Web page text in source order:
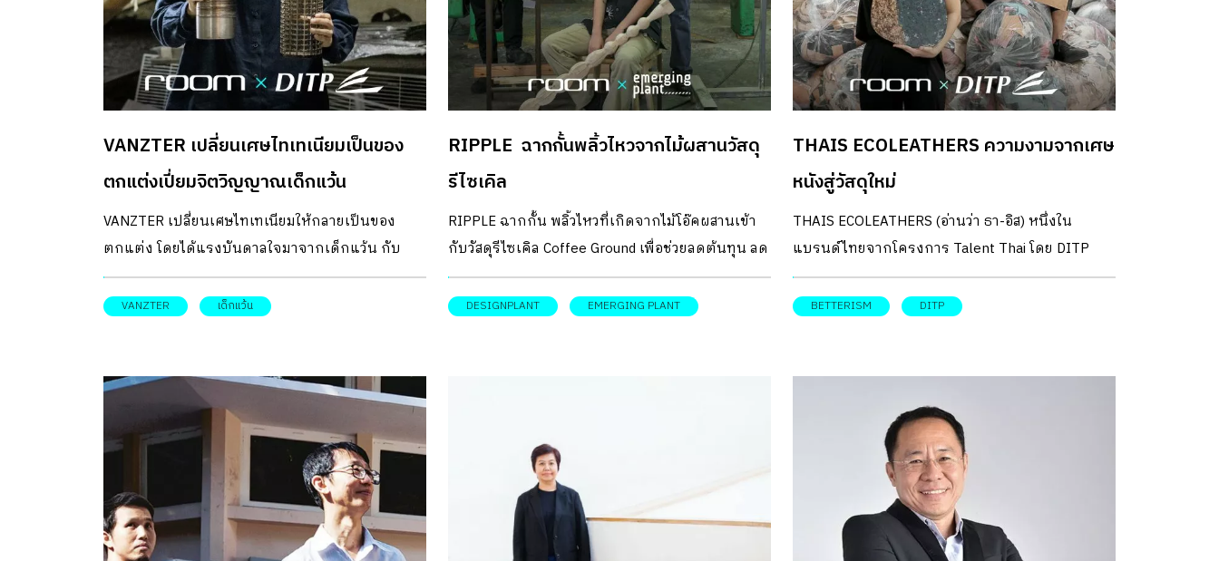
ขึ้น จุดเริ่มต้นของโปรเจ็คต์นี้มาจากประสบการณ์
ของคุณพิบูลย์ ที่ได้มีโอกาสเดินทางพบปะ ทำงาน
ร่วมกับช่างทอ และนักออกแบบสิ่งทอในหลากหลาย
ชุมชนหัตถกรรม ซึ่งเมื่อมองในภาพรวมจะพบว่า
เรียบง่าย ที่ผลิตขึ้นใช้เองในท้องถิ่น และแน่นอนว่า
คนทอไม่ได้เป็นผู้สร้าง และคนสร้างไม่เคยได้ลองใช้
ทอ คุณพิบูลย์: “ในชุมชนช่างทอ เราจะเห็นกี่ทำจาก
โครงไม้เป็นส่วนใหญ่ คล้ายกันแทบทุกหมู่บ้าน อาจ
เป็นเพราะทำง่าย ใช้วัสดุในท้องถิ่นได้เลย แต่ก็ยังไม่
สบายขึ้น กี่แบบดั้งเดิมมีเสา 4 ด้าน ดูเกะกะ มักใช้
ได้คุยกับอาจารย์นุสรา เตียงเกตุ ที่ศูนย์การเรียนรู้
การทอผ้า บ้านไร่ใจสุข จังหวัดเชียงใหม่ อาจารย์ก็
บอกให้ลองทำดู เพราะส่วนใหญ่ช่างทอกับช่างทำกี่
กับดิน “ผมเรียนจบจากคณะสถาปัตยกรรมศาสตร์
มหาวิทยาลัยรังสิตช่วงปี 2542 เป็นช่วงวิกฤติต้มยำ
กุ้งพอดี ซึ่งงานหายากมาก พอจบออกมาก็ไปทำงาน
อยู่บริษัทรับเหมา ทำได้อยู่ช่วงหนึ่งก็ย้ายไปทำงาน
รับวาดภาพบ้าง สุดท้ายก็ตัดสินใจย้ายไปเรียนต่อที่
ประเทศฝรั่งเศส เรียนอยู่ 4 ใบ เรียนจบก็ลงเรียนใหม่
ต่อวีซ่าไปเรื่อย ๆ […]
อุดมการณ์ร่วมกันที่อยากให้งานดีไซน์รับใช้ท้องถิ่น
โดยเฉพาะนักศึกษาที่มีภูมิลำเนาอยู่ในพื้นที่ ได้มีความ
เข้าใจและภูมิใจ ในวัฒนธรรมและภูมิปัญญาท้องถิ่น
ของตน นำมาสู่แนวทางการสอนและการลงมือทำจริง
ความคิดกันว่าจะสอนอะไรพวกเขาดี เพราะใน
กรุงเทพฯ เราจะเห็นงานดีไซน์ที่มีความเป็นสากล แต่
พอมาอยู่ที่อีสาน ผมมองว่านักศึกษาที่เรียนออกแบบ
ในพื้นที่ พวกเขามีวัตถุดิบ ไม่ค่อยมีคนดีไซด์งานใหม่
ๆ […]
VANZTER เปลี่ยนเศษไทเทเนียมเป็นของ
ตกแต่งเปี่ยมจิตวิญญาณเด็กแว้น
VANZTER เปลี่ยนเศษไทเทเนียมให้กลายเป็นของ
ตกแต่ง โดยได้แรงบันดาลใจมาจากเด็กแว้น กับ
พฤติกรรมแต่งรถที่เต็มไปด้วยเรื่องราวและวัฒนธร
มมแบบไทย ๆ
VANZTER เด็กแว้น
RIPPLE ฉากกั้นพลิ้วไหวจากไม้ผสานวัสดุ
รีไซเคิล
RIPPLE ฉากกั้น พลิ้วไหวที่เกิดจากไม้โอ๊คผสานเข้า
กับวัสดุรีไซเคิล Coffee Ground เพื่อช่วยลดต้นทุน ลด
ปริมาณไม้ และสร้างความเป็นไปได้ใหม่ ๆ
DESIGNPLANT EMERGING PLANT
THAIS ECOLEATHERS ความงามจากเศษ
หนังสู่วัสดุใหม่
THAIS ECOLEATHERS (อ่านว่า ธา-อิส) หนึ่งใน
แบรนด์ไทยจากโครงการ Talent Thai โดย DITP
หรือ กรมส่งเสริมการค้าระหว่างประเทศ กระทรวง
พาณิชย์ที่เราอยากแนะนำ เพราะไม่เพียงแค่
“หนังรีไซเคิล” ซึ่งเรียกได้ว่ามีความโดดเด่นและมี
เพียงเจ้าเดียวในโลกที่สามารถผลิตสิ่งนี้ได้ จึงทำให้
เราสนใจแบรนด์เครื่องหนังที่ชูวัสดุรักษ์โลกแบรนด์
นี้เป็นพิเศษของคุณธันย์-ธันยวัฒน์ ทั่งตระกูล และ
คุณเม-พัณณ์ชิตา ธราดลศิริฐิติกุล จุดเริ่มต้น ถ้าพูด
ถึงจุดเริ่มของTHAIS ECOLEATHERS“เราเริ่มจาก
BETTERISM DITP